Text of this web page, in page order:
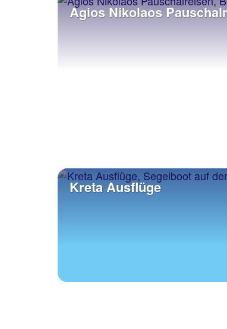
Agios Nikolaos
Kreta Ausflüge